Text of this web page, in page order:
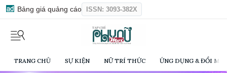
Bảng giá quảng cáo ISSN: 3093-382X
TRANG CHỦ SỰ KIỆN NỮ TRÍ THỨC ỨNG DỤNG & ĐỔI